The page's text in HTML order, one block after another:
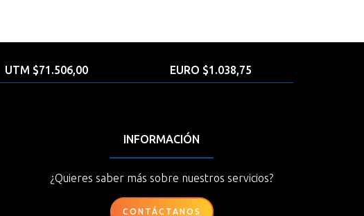
UTM $71.506,00 EURO $1.038,75
INFORMACIÓN
¿Quieres saber más sobre nuestros servicios?
CONTÁCTANOS